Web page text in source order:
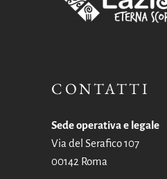
CONTATTI
Sede operativa e legale
Via del Serafico 107
00142 Roma